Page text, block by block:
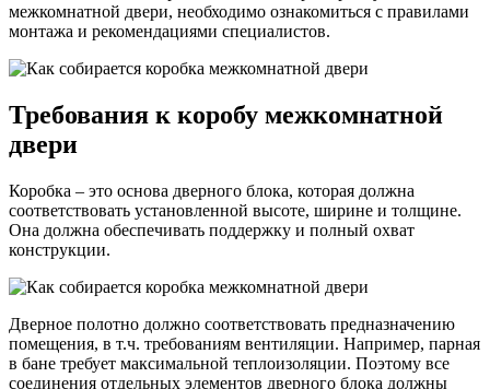
межкомнатной двери, необходимо ознакомиться с правилами
монтажа и рекомендациями специалистов.
Требования к коробу межкомнатной
двери
Коробка – это основа дверного блока, которая должна
соответствовать установленной высоте, ширине и толщине.
Она должна обеспечивать поддержку и полный охват
конструкции.
Дверное полотно должно соответствовать предназначению
помещения, в т.ч. требованиям вентиляции. Например, парная
в бане требует максимальной теплоизоляции. Поэтому все
соединения отдельных элементов дверного блока должны